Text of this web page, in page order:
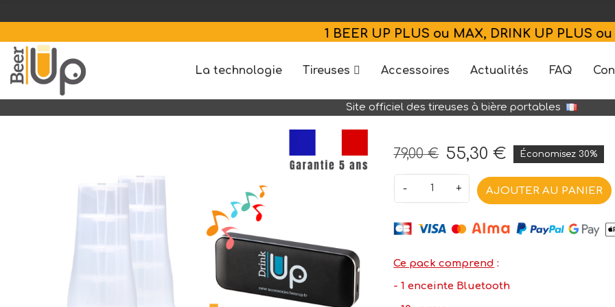
1 BEER UP PLUS ou MAX, DRINK UP PLUS ou MAX
La technologie Tireuses Accessoires Actualités FAQ
Site officiel des tireuses à bière portables
79,00 € 55,30 € Économisez 30%
- + AJOUTER AU PANIER
Ce pack comprend :
- 1 enceinte Bluetooth